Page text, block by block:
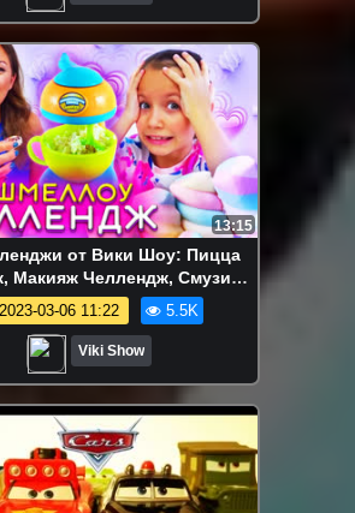
13:15
от Вики Шоу: Пицца
Макияж Челлендж, Смузи
и др. -
МАРШМЕЛЛОУ ЧЕЛЛЕНДЖ
Yummy Nummies
Treats /// Вики Шоу
2023-03-06 11:22 5.5K
Viki Show